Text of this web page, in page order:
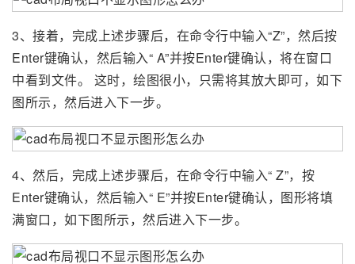
3、接着，完成上述步骤后，在命令行中输入“Z”，然后按
Enter键确认，然后输入“ A”并按Enter键确认，将在窗口
中看到文件。 这时，绘图很小，只需将其放大即可，如下
图所示，然后进入下一步。
4、然后，完成上述步骤后，在命令行中输入“ Z”，按
Enter键确认，然后输入“ E”并按Enter键确认，图形将填
满窗口，如下图所示，然后进入下一步。